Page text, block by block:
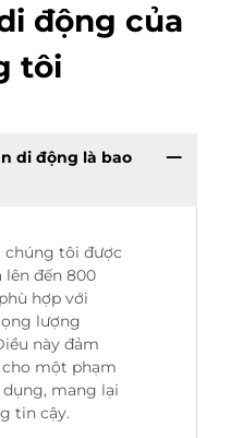
động của
tôi
di động là bao
chúng tôi được
đến 800
hợp với
lượng
này đảm
một phạm
mang lại
tin cậy.